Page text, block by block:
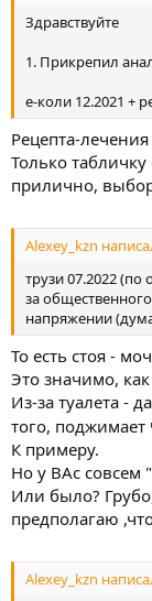
Здравствуйте
1. Прикрепил
е-коли 12.2021 +
Рецепта-
Только
прилично,
Alexey_kzn
трузи 07.2022
за
напряжении
То есть стоя -
Это значимо, как
Из-за туалета -
того, поджимает
К примеру.
Но у ВАс совсем
Или было?
предполагаю
Alexey_kzn